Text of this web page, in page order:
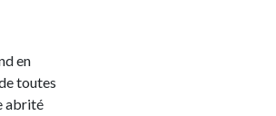
en
toutes
abrité